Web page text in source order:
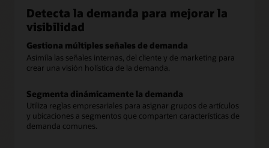
Detecta la demanda para mejorar la
visibilidad
Gestiona múltiples señales de demanda
Asimila las señales internas, del cliente y de marketing para
crear una visión holística de la demanda.
Segmenta dinámicamente la demanda
Utiliza reglas empresariales para asignar grupos de artículos
y ubicaciones a segmentos que comparten características de
demanda comunes.